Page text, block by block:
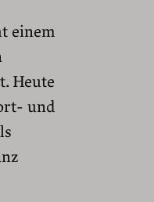
einem
Heute
und